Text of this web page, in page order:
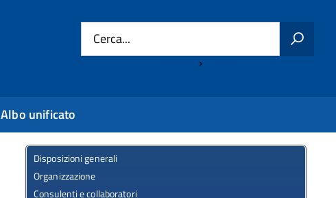
Cerca...
Albo unificato
Disposizioni generali
Organizzazione
Consulenti e collaboratori